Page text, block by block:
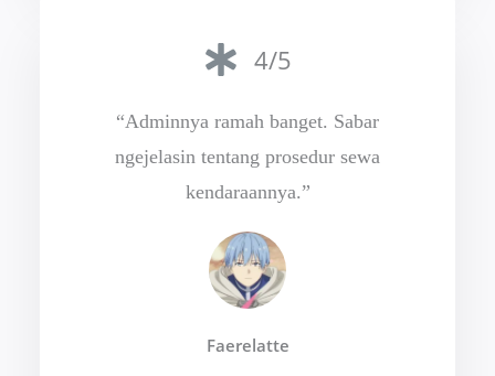
4/5
“Adminnya ramah banget. Sabar
ngejelasin tentang prosedur sewa
kendaraannya.”
Faerelatte